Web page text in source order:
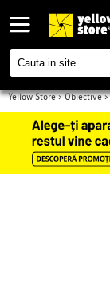
Yellow Store>Obiective>
NIKKOR